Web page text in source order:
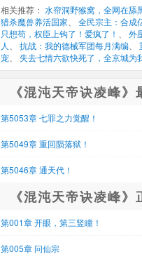
相关推荐： 水帘洞野猴窝，全网在舔
猎杀魔兽养活国家
全民宗主：合成
只想苟，权臣上钩了！爱疯了！
外
人
抗战：我的德械军团每月满编
宠
失去七情六欲快死了，全京城为
《混沌天帝诀凌峰》
第5053章 七罪之力觉醒！
第5049章 重回陨落狱！
第5046章 通天代！
《混沌天帝诀凌峰》
第001章 开眼，第三竖瞳！
第005章 问仙宗